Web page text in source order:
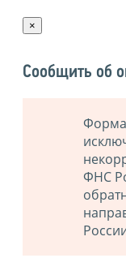
×
Сообщить об
Форма
ФНС